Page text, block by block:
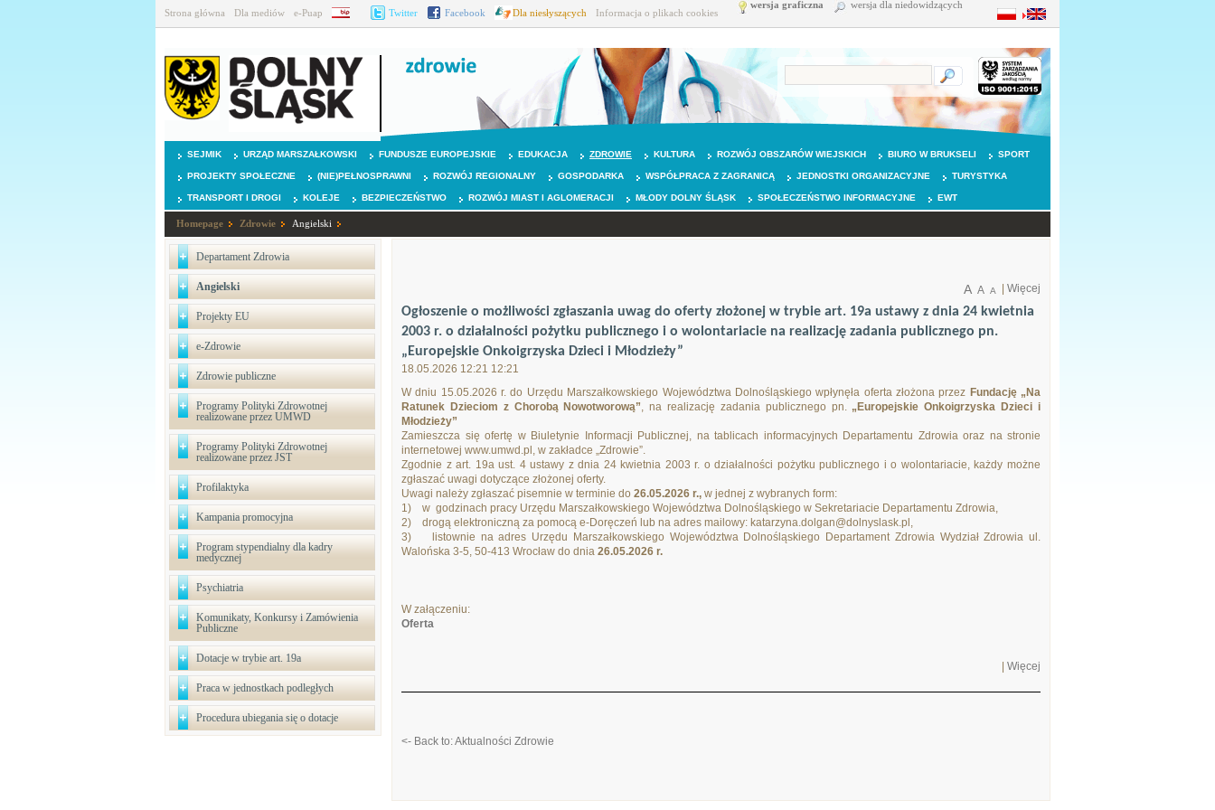
Strona główna Dla mediów e-Puap BIP Twitter Facebook Dla niesłyszących Informacja o plikach cookies
wersja graficzna wersja dla niedowidzących
SEJMIK URZĄD MARSZAŁKOWSKI FUNDUSZE EUROPEJSKIE EDUKACJA ZDROWIE KULTURA ROZWÓJ OBSZARÓW WIEJSKICH BIURO W BRUKSELI SPORT
PROJEKTY SPOŁECZNE (NIE)PEŁNOSPRAWNI ROZWÓJ REGIONALNY GOSPODARKA WSPÓŁPRACA Z ZAGRANICĄ JEDNOSTKI ORGANIZACYJNE TURYSTYKA
TRANSPORT I DROGI KOLEJE BEZPIECZEŃSTWO ROZWÓJ MIAST I AGLOMERACJI MŁODY DOLNY ŚLĄSK SPOŁECZEŃSTWO INFORMACYJNE EWT
Homepage Zdrowie Angielski
Departament Zdrowia
Angielski
Projekty EU
e-Zdrowie
Zdrowie publiczne
Programy Polityki Zdrowotnej
realizowane przez UMWD
Programy Polityki Zdrowotnej
realizowane przez JST
Profilaktyka
Kampania promocyjna
Program stypendialny dla kadry
medycznej
Psychiatria
Komunikaty, Konkursy i Zamówienia
Publiczne
Dotacje w trybie art. 19a
Praca w jednostkach podległych
Procedura ubiegania się o dotacje
Więcej
A A A
Ogłoszenie o możliwości zgłaszania uwag do oferty złożonej w trybie art. 19a ustawy z dnia 24 kwietnia
2003 r. o działalności pożytku publicznego i o wolontariacie na realizację zadania publicznego pn.
„Europejskie Onkoigrzyska Dzieci i Młodzieży”
18.05.2026 12:21 12:21
W dniu 15.05.2026 r. do Urzędu Marszałkowskiego Województwa Dolnośląskiego wpłynęła oferta złożona przez Fundację „Na
Ratunek Dzieciom z Chorobą Nowotworową”, na realizację zadania publicznego pn. „Europejskie Onkoigrzyska Dzieci i
Młodzieży”
Zamieszcza się ofertę w Biuletynie Informacji Publicznej, na tablicach informacyjnych Departamentu Zdrowia oraz na stronie
internetowej www.umwd.pl, w zakładce „Zdrowie”.
Zgodnie z art. 19a ust. 4 ustawy z dnia 24 kwietnia 2003 r. o działalności pożytku publicznego i o wolontariacie, każdy możne
zgłaszać uwagi dotyczące złożonej oferty.
Uwagi należy zgłaszać pisemnie w terminie do 26.05.2026 r., w jednej z wybranych form:
1) w godzinach pracy Urzędu Marszałkowskiego Województwa Dolnośląskiego w Sekretariacie Departamentu Zdrowia,
2) drogą elektroniczną za pomocą e-Doręczeń lub na adres mailowy: katarzyna.dolgan@dolnyslask.pl,
3) listownie na adres Urzędu Marszałkowskiego Województwa Dolnośląskiego Departament Zdrowia Wydział Zdrowia ul.
Walońska 3-5, 50-413 Wrocław do dnia 26.05.2026 r.
W załączeniu:
Oferta
Więcej
<- Back to: Aktualności Zdrowie